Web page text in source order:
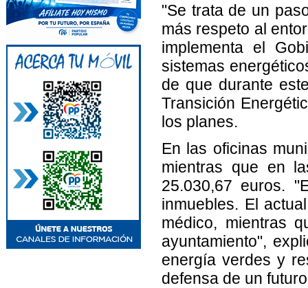
"Se trata de un
más respeto al
implementa el
sistemas
de que durante
Transición
los planes.
En las oficinas
mientras que en
25.030,67 euros.
inmuebles. El
médico, mientras
ayuntamiento",
energía verdes y
defensa de un